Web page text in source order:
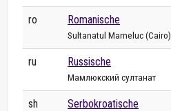
ro Romanische
Sultanatul Mameluc (Cairo)
ru Russische
Мамлюкский султанат
sh Serbokroatische